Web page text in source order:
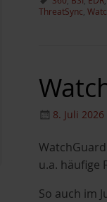
ThreatSync
8. Juli 2026
u.a. häufige
So auch im